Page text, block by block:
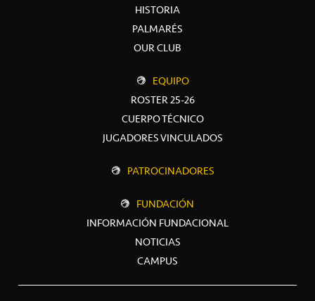
HISTORIA
PALMARÉS
OUR CLUB
EQUIPO
ROSTER 25-26
CUERPO TÉCNICO
JUGADORES VINCULADOS
PATROCINADORES
FUNDACIÓN
INFORMACIÓN FUNDACIONAL
NOTICIAS
CAMPUS